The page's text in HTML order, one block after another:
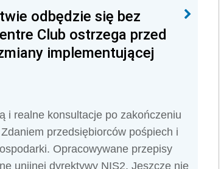
odbędzie się bez
Club ostrzega przed
implementującej
i realne konsultacje po zakończeniu
przedsiębiorców pośpiech i
Opracowywane przepisy
unijnej dyrektywy NIS2. Jeszcze nie